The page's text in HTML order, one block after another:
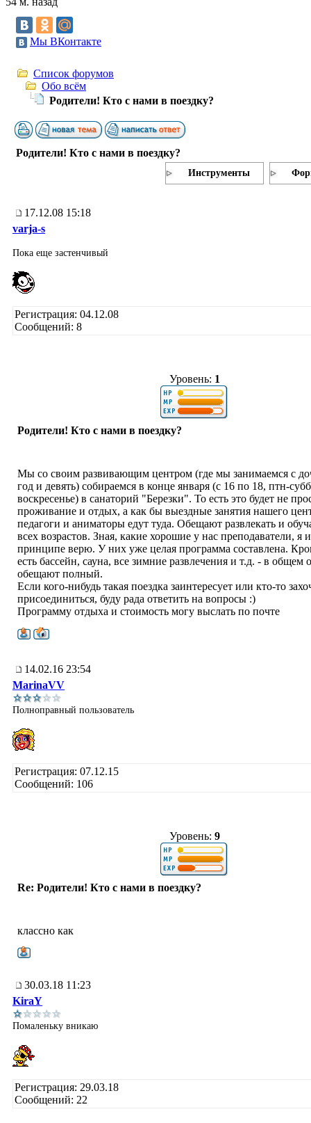
Мы ВКонтакте
Список форумов
Обо всём
Родители! Кто с нами в поездку?
Родители! Кто с нами в поездку?
Инструменты
17.12.08 15:18
varja-s
Пока еще застенчивый
Регистрация: 04.12.08
Сообщений: 8
Уровень: 1
Родители! Кто с нами в поездку?
Мы со своим развивающим центром (где мы занимаемся с
год и девять) собираемся в конце января (с 16 по 18, птн-
воскресенье) в санаторий "Березки". То есть это будет не
проживание и отдых, а как бы выездные занятия нашего
педагоги и аниматоры едут туда. Обещают развлекать и
всех возрастов. Зная, какие хорошие у нас преподаватели, я
принципе верю. У них уже целая программа составлена.
есть бассейн, сауна, все зимние развлечения и т.д. - в общем
обещают полный.
Если кого-нибудь такая поездка заинтересует или кто-то
присоединиться, буду рада ответить на вопросы :)
Программу отдыха и стоимость могу выслать по почте
14.02.16 23:54
MarinaVV
Полноправный пользователь
Регистрация: 07.12.15
Сообщений: 106
Уровень: 9
Re: Родители! Кто с нами в поездку?
классно как
30.03.18 11:23
KiraY
Помаленьку вникаю
Регистрация: 29.03.18
Сообщений: 22